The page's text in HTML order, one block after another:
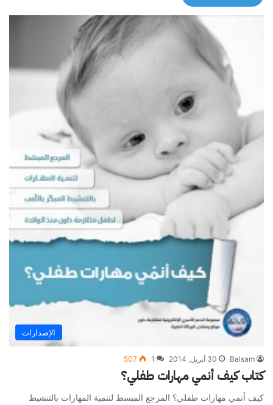
الإصدارات
Balsam 30 أبريل, 2014 1
507
كتاب كيف أنمي مهارات طفلي؟
كيف أنمي مهارات طفلي؟ المرجع المبسط لتنمية المهارات بالتنشيط